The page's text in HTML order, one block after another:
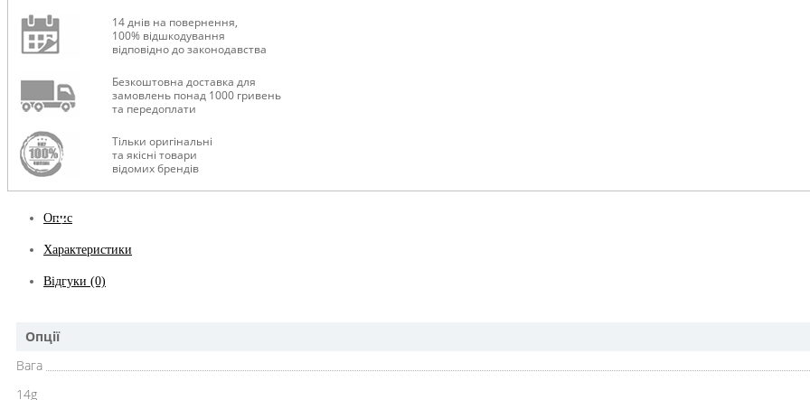
14 днів на повернення,
100% відшкодування
відповідно до законодавства
Безкоштовна доставка для
замовлень понад 1000 гривень
та передоплати
Тільки оригінальні
та якісні товари
відомих брендів
Опис
Характеристики
Відгуки (0)
Опції
Вага
14g